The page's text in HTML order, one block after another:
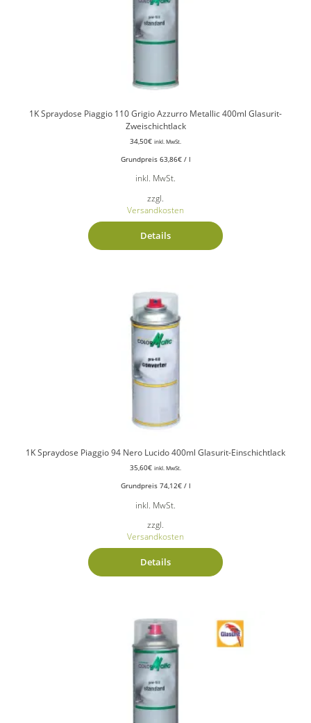
1K Spraydose Piaggio 110 Grigio Azzurro Metallic 400ml Glasurit-
Zweischichtlack
34,50€ inkl. MwSt.
Grundpreis 63,86€/ l
inkl. MwSt.
zzgl.
Versandkosten
Details
1K Spraydose Piaggio 94 Nero Lucido 400ml Glasurit-Einschichtlack
35,60€ inkl. MwSt.
Grundpreis 74,12€/ l
inkl. MwSt.
zzgl.
Versandkosten
Details